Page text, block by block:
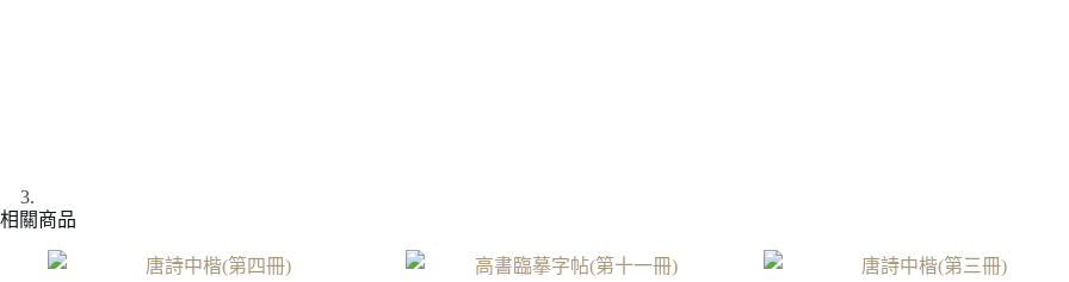
相關商品